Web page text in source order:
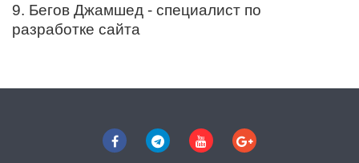
9. Бегов Джамшед - специалист по
разработке сайта